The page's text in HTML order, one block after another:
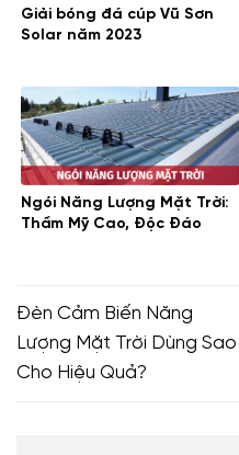
Giải bóng đá cúp Vũ Sơn
Solar năm 2023
Ngói Năng Lượng Mặt Trời:
Thẩm Mỹ Cao, Độc Đáo
Đèn Cảm Biến Năng
Lượng Mặt Trời Dùng Sao
Cho Hiệu Quả?